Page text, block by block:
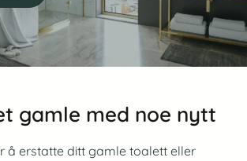
gamle med noe nytt
å erstatte ditt gamle toalett eller